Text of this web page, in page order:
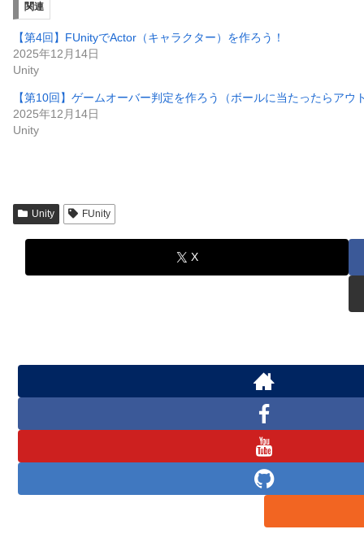
関連
【第4回】FUnityでActor（キャラクター）を作ろう！
2025年12月14日
Unity
【第10回】ゲームオーバー判定を作ろう（ボールに当たったらアウ
2025年12月14日
Unity
Unity FUnity
X